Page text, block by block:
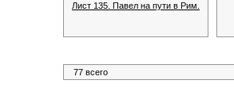
Лист 135. Павел на пути в Рим.
77 всего